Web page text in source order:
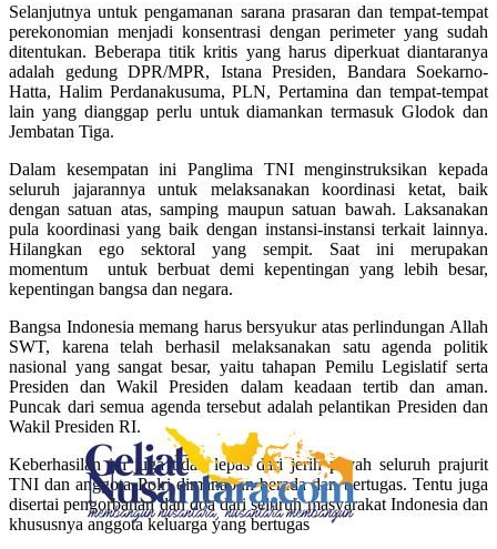
Selanjutnya untuk pengamanan sarana prasaran dan tempat-tempat
perekonomian menjadi konsentrasi dengan perimeter yang sudah
ditentukan. Beberapa titik kritis yang harus diperkuat diantaranya
adalah gedung DPR/MPR, Istana Presiden, Bandara Soekarno-
Hatta, Halim Perdanakusuma, PLN, Pertamina dan tempat-tempat
lain yang dianggap perlu untuk diamankan termasuk Glodok dan
Jembatan Tiga.
Dalam kesempatan ini Panglima TNI menginstruksikan kepada
seluruh jajarannya untuk melaksanakan koordinasi ketat, baik
dengan satuan atas, samping maupun satuan bawah. Laksanakan
pula koordinasi yang baik dengan instansi-instansi terkait lainnya.
Hilangkan ego sektoral yang sempit. Saat ini merupakan
momentum untuk berbuat demi kepentingan yang lebih besar,
kepentingan bangsa dan negara.
Bangsa Indonesia memang harus bersyukur atas perlindungan Allah
SWT, karena telah berhasil melaksanakan satu agenda politik
nasional yang sangat besar, yaitu tahapan Pemilu Legislatif serta
Presiden dan Wakil Presiden dalam keadaan tertib dan aman.
Puncak dari semua agenda tersebut adalah pelantikan Presiden dan
Wakil Presiden RI.
Keberhasilan ini juga tidak lepas dari jerih payah seluruh prajurit
TNI dan anggota Polri dimanapun berada dan bertugas. Tentu juga
disertai pengorbanan dan doa dari seluruh masyarakat Indonesia dan
khususnya anggota keluarga yang bertugas